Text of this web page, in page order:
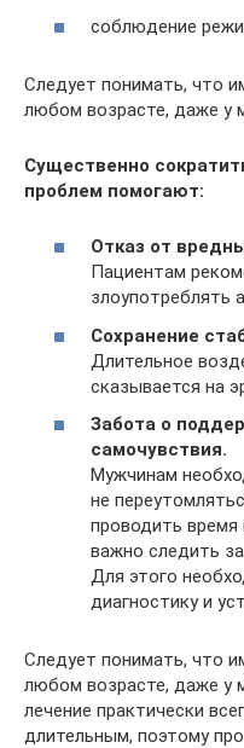
соблюдение
Следует понимать, что
любом возрасте, даже у
Существенно
проблем помогают:
Отказ от
Пациентам
злоупотреблять
Сохранение
Длительное
сказывается на
Забота о
самочувствия.
Мужчинам
не
проводить
важно следить
Для этого
диагностику и
Следует понимать, что
любом возрасте, даже у
лечение практически
длительным, поэтому